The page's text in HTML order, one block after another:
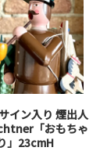
イン入り 煙出人
「おもちゃ
」23cmH